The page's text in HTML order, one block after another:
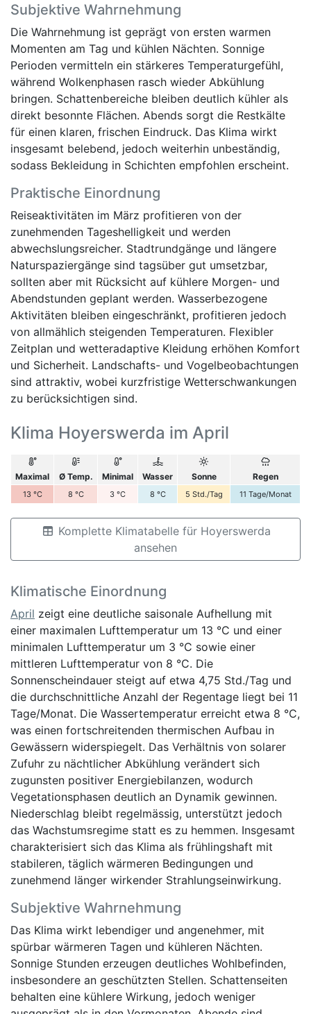
Subjektive Wahrnehmung
Die Wahrnehmung ist geprägt von ersten warmen
Momenten am Tag und kühlen Nächten. Sonnige
Perioden vermitteln ein stärkeres Temperaturgefühl,
während Wolkenphasen rasch wieder Abkühlung
bringen. Schattenbereiche bleiben deutlich kühler als
direkt besonnte Flächen. Abends sorgt die Restkälte
für einen klaren, frischen Eindruck. Das Klima wirkt
insgesamt belebend, jedoch weiterhin unbeständig,
sodass Bekleidung in Schichten empfohlen erscheint.
Praktische Einordnung
Reiseaktivitäten im März profitieren von der
zunehmenden Tageshelligkeit und werden
abwechslungsreicher. Stadtrundgänge und längere
Naturspaziergänge sind tagsüber gut umsetzbar,
sollten aber mit Rücksicht auf kühlere Morgen- und
Abendstunden geplant werden. Wasserbezogene
Aktivitäten bleiben eingeschränkt, profitieren jedoch
von allmählich steigenden Temperaturen. Flexibler
Zeitplan und wetteradaptive Kleidung erhöhen Komfort
und Sicherheit. Landschafts- und Vogelbeobachtungen
sind attraktiv, wobei kurzfristige Wetterschwankungen
zu berücksichtigen sind.
Klima Hoyerswerda im April
Maximal Ø Temp. Minimal Wasser Sonne Regen
13 °C 8 °C 3 °C 8 °C 5 Std./Tag 11 Tage/Monat
Komplette Klimatabelle für Hoyerswerda
ansehen
Klimatische Einordnung
April zeigt eine deutliche saisonale Aufhellung mit
einer maximalen Lufttemperatur um 13 °C und einer
minimalen Lufttemperatur um 3 °C sowie einer
mittleren Lufttemperatur von 8 °C. Die
Sonnenscheindauer steigt auf etwa 4,75 Std./Tag und
die durchschnittliche Anzahl der Regentage liegt bei 11
Tage/Monat. Die Wassertemperatur erreicht etwa 8 °C,
was einen fortschreitenden thermischen Aufbau in
Gewässern widerspiegelt. Das Verhältnis von solarer
Zufuhr zu nächtlicher Abkühlung verändert sich
zugunsten positiver Energiebilanzen, wodurch
Vegetationsphasen deutlich an Dynamik gewinnen.
Niederschlag bleibt regelmässig, unterstützt jedoch
das Wachstumsregime statt es zu hemmen. Insgesamt
charakterisiert sich das Klima als frühlingshaft mit
stabileren, täglich wärmeren Bedingungen und
zunehmend länger wirkender Strahlungseinwirkung.
Subjektive Wahrnehmung
Das Klima wirkt lebendiger und angenehmer, mit
spürbar wärmeren Tagen und kühleren Nächten.
Sonnige Stunden erzeugen deutliches Wohlbefinden,
insbesondere an geschützten Stellen. Schattenseiten
behalten eine kühlere Wirkung, jedoch weniger